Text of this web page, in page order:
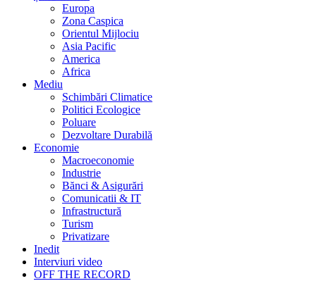
Europa
Zona Caspica
Orientul Mijlociu
Asia Pacific
America
Africa
Mediu
Schimbări Climatice
Politici Ecologice
Poluare
Dezvoltare Durabilă
Economie
Macroeconomie
Industrie
Bănci & Asigurări
Comunicatii & IT
Infrastructură
Turism
Privatizare
Inedit
Interviuri video
OFF THE RECORD